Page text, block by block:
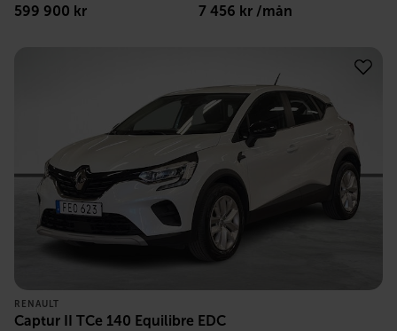
599 900 kr 7 456 kr /mån
RENAULT
Captur II TCe 140 Equilibre EDC